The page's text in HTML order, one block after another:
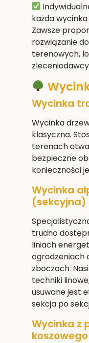
każda
Zawsze
rozwiązanie
terenowych,
Wycinka
Wycinka
klasyczna.
terenach
bezpieczne
konieczności
Wycinka
(sekcyjna)
trudno
liniach
ogrodzeniach
zboczach.
techniki
usuwane jest
sekcja po
Wycinka z
koszowego